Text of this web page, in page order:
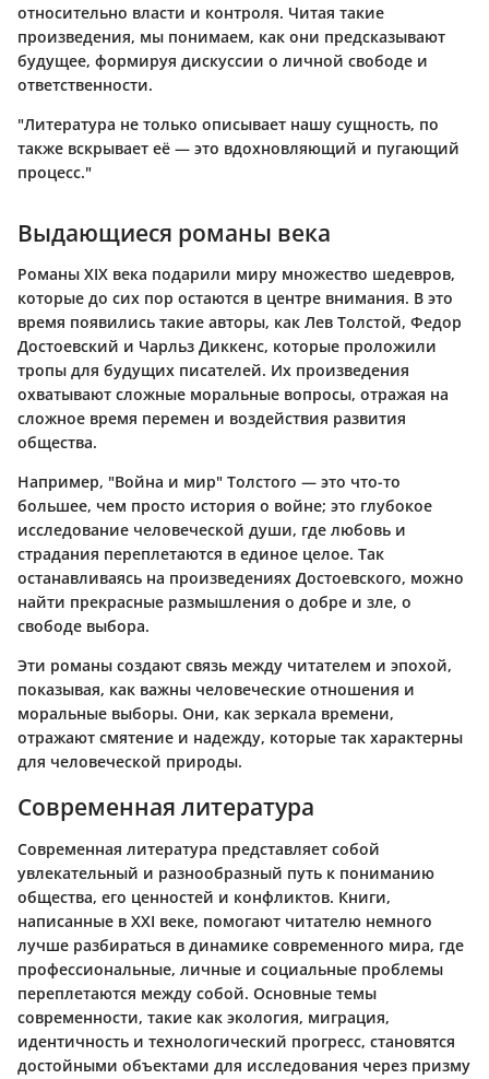
относительно власти и контроля. Читая такие
произведения, мы понимаем, как они предсказывают
будущее, формируя дискуссии о личной свободе и
ответственности.
"Литература не только описывает нашу сущность, по
также вскрывает её — это вдохновляющий и пугающий
процесс."
Выдающиеся романы века
Романы XIX века подарили миру множество шедевров,
которые до сих пор остаются в центре внимания. В это
время появились такие авторы, как Лев Толстой, Федор
Достоевский и Чарльз Диккенс, которые проложили
тропы для будущих писателей. Их произведения
охватывают сложные моральные вопросы, отражая на
сложное время перемен и воздействия развития
общества.
Например, "Война и мир" Толстого — это что-то
большее, чем просто история о войне; это глубокое
исследование человеческой души, где любовь и
страдания переплетаются в единое целое. Так
останавливаясь на произведениях Достоевского, можно
найти прекрасные размышления о добре и зле, о
свободе выбора.
Эти романы создают связь между читателем и эпохой,
показывая, как важны человеческие отношения и
моральные выборы. Они, как зеркала времени,
отражают смятение и надежду, которые так характерны
для человеческой природы.
Современная литература
Современная литература представляет собой
увлекательный и разнообразный путь к пониманию
общества, его ценностей и конфликтов. Книги,
написанные в XXI веке, помогают читателю немного
лучше разбираться в динамике современного мира, где
профессиональные, личные и социальные проблемы
переплетаются между собой. Основные темы
современности, такие как экология, миграция,
идентичность и технологический прогресс, становятся
достойными объектами для исследования через призму